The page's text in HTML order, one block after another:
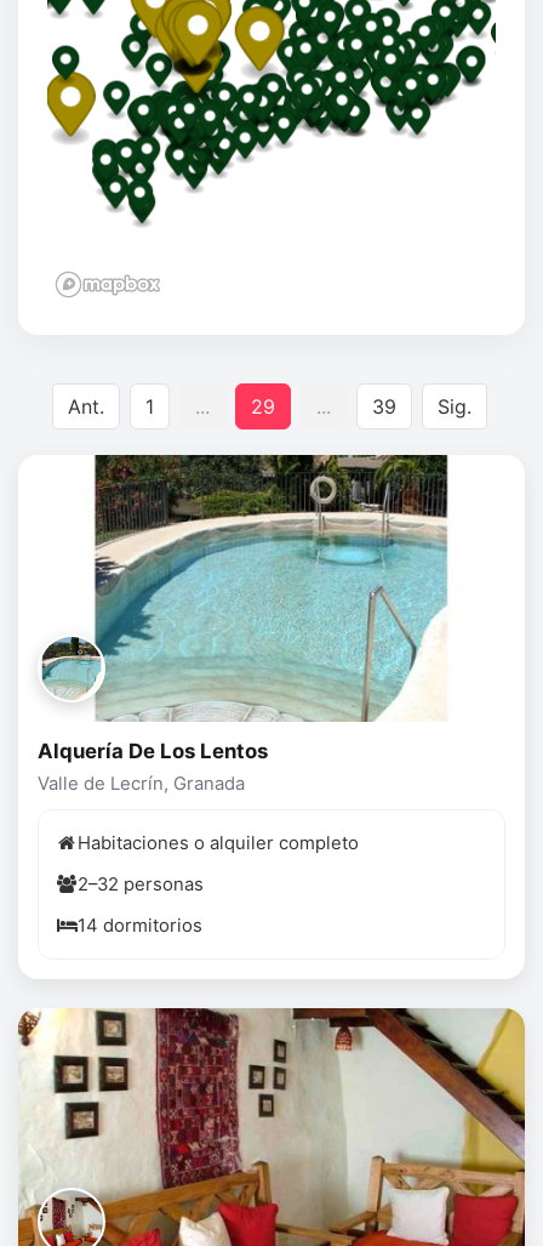
Ant. 1 ... 29 ... 39 Sig.
Alquería De Los Lentos
Valle de Lecrín, Granada
Habitaciones o alquiler completo
2–32 personas
14 dormitorios